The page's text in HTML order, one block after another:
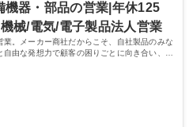
、ワークライフバランスが極めて良
機器・部品の営業|年休125
械/電気/電子製品法人営業
。メーカー商社だからこそ、自社製品のみな
由な発想力で顧客の困りごとに向き合い、顧